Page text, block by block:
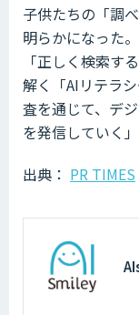
子供たちの「調
明らかになった
「正しく検索す
解く「AIリテラ
査を通じて、デ
を発信していく
出典： PR TIMES